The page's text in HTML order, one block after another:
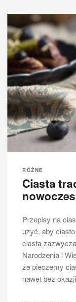
RÓŻNE
Ciasta
Przepisy na
użyć, aby
ciasta
Narodzenia i
że pieczemy
nawet bez